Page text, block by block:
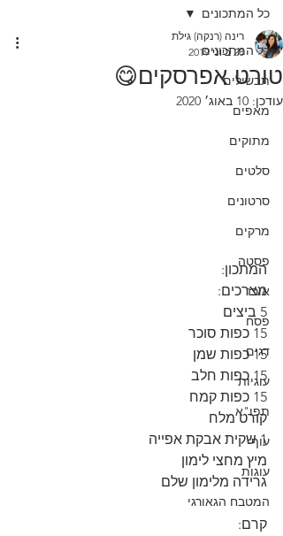
כל המתכונים
תבשילים
מאפים
מתוקים
סלטים
סרטונים
מרקים
פסטה
אורז
פסח
דגים
עוגיות
תפו"א
עוף
עוגות
המטבח הגאורגי
כל המתכונים
טורט אפרסקים😋
רינה (רנקה) גילת
28 ביוני 2019
עודכן: 10 באוג׳ 2020
המתכון:
מצרכים:
5 ביצים
15 כפות סוכר
15 כפות שמן
15 כפות חלב
15 כפות קמח
קורט מלח
1 שקית אבקת אפייה
מיץ מחצי לימון
גרידה מלימון שלם
קרם: